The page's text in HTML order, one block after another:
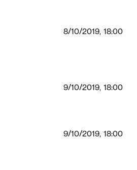
8/10/2019, 18:00
9/10/2019, 18:00
9/10/2019, 18:00